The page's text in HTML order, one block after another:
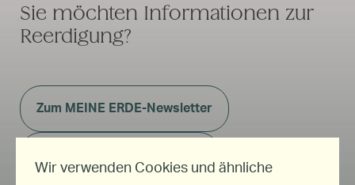
Wir verwenden Cookies und ähnliche
Sie möchten Informationen zur
Reerdigung?
Zum MEINE ERDE-Newsletter